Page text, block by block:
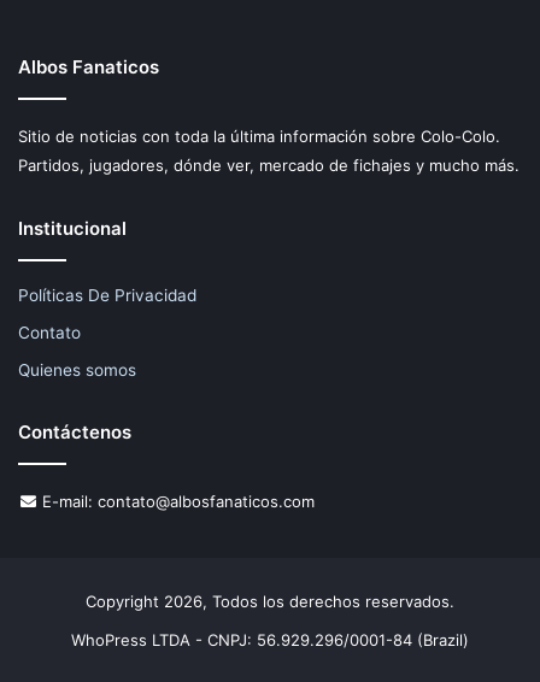
Albos Fanaticos
Sitio de noticias con toda la última información sobre Colo-Colo.
Partidos, jugadores, dónde ver, mercado de fichajes y mucho más.
Institucional
Políticas De Privacidad
Contato
Quienes somos
Contáctenos
E-mail: contato@albosfanaticos.com
Copyright 2026, Todos los derechos reservados.
WhoPress LTDA - CNPJ: 56.929.296/0001-84 (Brazil)